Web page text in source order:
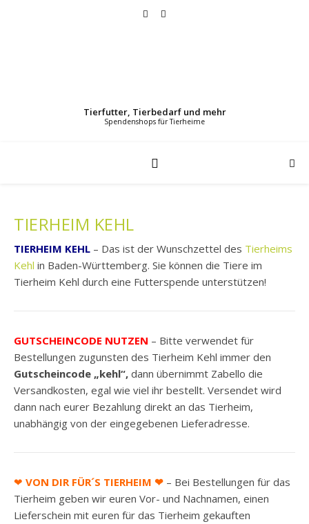
Tierfutter, Tierbedarf und mehr
TIERHEIM KEHL
TIERHEIM KEHL – Das ist der Wunschzettel des Tierheims
Kehl in Baden-Württemberg. Sie können die Tiere im
Tierheim Kehl durch eine Futterspende unterstützen!
GUTSCHEINCODE NUTZEN – Bitte verwendet für
Bestellungen zugunsten des Tierheim Kehl immer den
Gutscheincode „kehl“, dann übernimmt Zabello die
Versandkosten, egal wie viel ihr bestellt. Versendet wird
dann nach eurer Bezahlung direkt an das Tierheim,
unabhängig von der eingegebenen Lieferadresse.
❤ VON DIR FÜR´S TIERHEIM ❤ – Bei Bestellungen für das
Tierheim geben wir euren Vor- und Nachnamen, einen
Lieferschein mit euren für das Tierheim gekauften